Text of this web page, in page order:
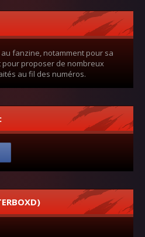
fanzine, notamment pour sa
pour proposer de nombreux
au fil des numéros.